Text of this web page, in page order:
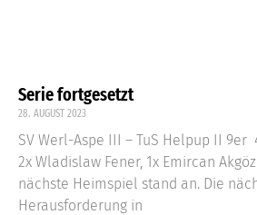
Serie fortgesetzt
28. AUGUST 2023
SV Werl-Aspe III – TuS Helpup II 9er
2x Wladislaw Fener, 1x Emircan
nächste Heimspiel stand an. Die
Herausforderung in